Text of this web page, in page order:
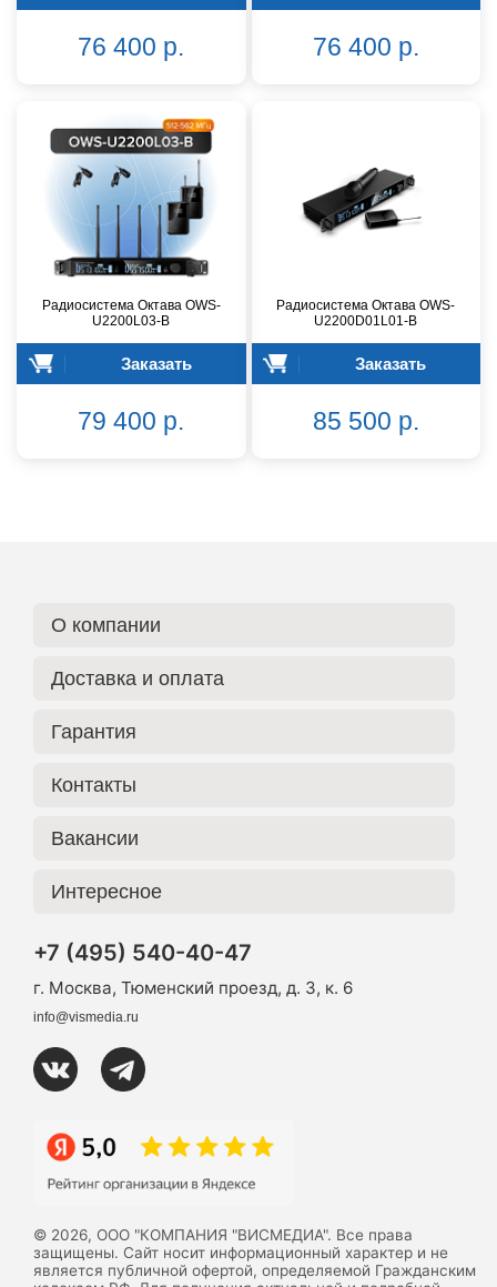
76 400 р. 76 400 р.
Радиосистема Октава OWS-
U2200L03-B
Заказать
79 400 р.
Радиосистема Октава OWS-
U2200D01L01-B
Заказать
85 500 р.
О компании
Доставка и оплата
Гарантия
Контакты
Вакансии
Интересное
+7 (495) 540-40-47
г. Москва, Тюменский проезд, д. 3, к. 6
info@vismedia.ru
© 2026, ООО "КОМПАНИЯ "ВИСМЕДИА". Все права
защищены. Сайт носит информационный характер и не
является публичной офертой, определяемой Гражданским